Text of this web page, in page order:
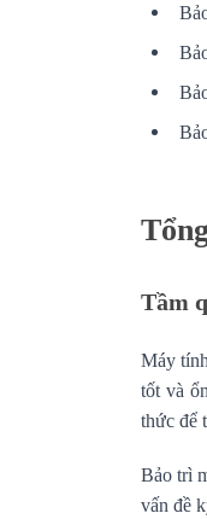
Tầm
Máy
tốt và
thức để
Bảo trì
vấn đề